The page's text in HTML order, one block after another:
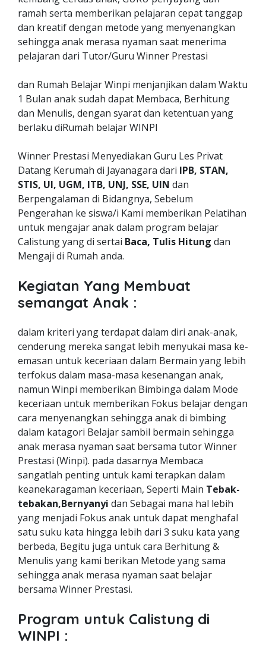
ramah serta memberikan pelajaran cepat tanggap
dan kreatif dengan metode yang menyenangkan
sehingga anak merasa nyaman saat menerima
pelajaran dari Tutor/Guru Winner Prestasi
dan Rumah Belajar Winpi menjanjikan dalam Waktu
1 Bulan anak sudah dapat Membaca, Berhitung
dan Menulis, dengan syarat dan ketentuan yang
berlaku diRumah belajar WINPI
Winner Prestasi Menyediakan Guru Les Privat
Datang Kerumah di Jayanagara dari IPB, STAN,
STIS, UI, UGM, ITB, UNJ, SSE, UIN dan
Berpengalaman di Bidangnya, Sebelum
Pengerahan ke siswa/i Kami memberikan Pelatihan
untuk mengajar anak dalam program belajar
Calistung yang di sertai Baca, Tulis Hitung dan
Mengaji di Rumah anda.
Kegiatan Yang Membuat
semangat Anak :
dalam kriteri yang terdapat dalam diri anak-anak,
cenderung mereka sangat lebih menyukai masa ke-
emasan untuk keceriaan dalam Bermain yang lebih
terfokus dalam masa-masa kesenangan anak,
namun Winpi memberikan Bimbinga dalam Mode
keceriaan untuk memberikan Fokus belajar dengan
cara menyenangkan sehingga anak di bimbing
dalam katagori Belajar sambil bermain sehingga
anak merasa nyaman saat bersama tutor Winner
Prestasi (Winpi). pada dasarnya Membaca
sangatlah penting untuk kami terapkan dalam
keanekaragaman keceriaan, Seperti Main Tebak-
tebakan,Bernyanyi dan Sebagai mana hal lebih
yang menjadi Fokus anak untuk dapat menghafal
satu suku kata hingga lebih dari 3 suku kata yang
berbeda, Begitu juga untuk cara Berhitung &
Menulis yang kami berikan Metode yang sama
sehingga anak merasa nyaman saat belajar
bersama Winner Prestasi.
Program untuk Calistung di
WINPI :